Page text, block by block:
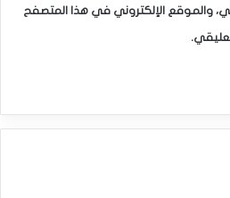
والموقع الإلكتروني في هذا المتصفح